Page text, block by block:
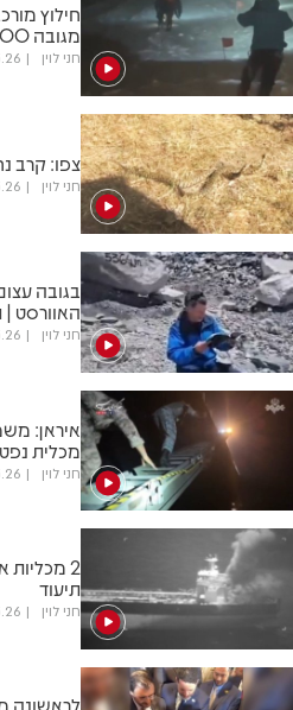
חילוץ
מגובה 5,100 מטר
חני לוין
צפו: קרב
חני לוין
בגובה
האוורסט |
חני לוין
איראן:
מכלית נפט
חני לוין
2
תיעוד
חני לוין